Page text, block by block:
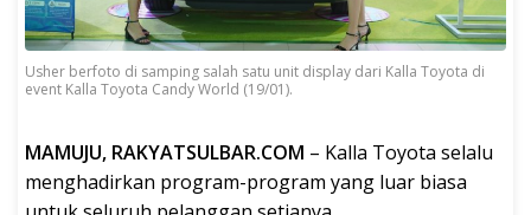
Usher berfoto di samping salah satu unit display dari Kalla Toyota di
event Kalla Toyota Candy World (19/01).
MAMUJU, RAKYATSULBAR.COM – Kalla Toyota selalu
menghadirkan program-program yang luar biasa